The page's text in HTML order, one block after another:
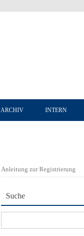
ARCHIV INTERN
Anleitung zur Registrierung
Suche
nach: